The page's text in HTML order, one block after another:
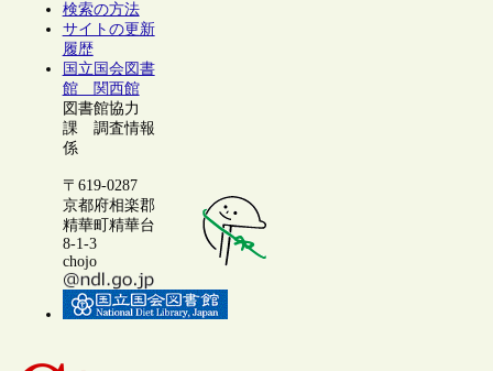
検索の方法
サイトの更新
履歴
国立国会図書
館 関西館
図書館協力
課 調査情報
係
〒619-0287
京都府相楽郡
精華町精華台
8-1-3
chojo